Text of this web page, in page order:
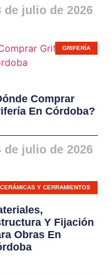
y
de julio de 2026
GRIFERÍA
Comprar
En Córdoba?
de julio de 2026
CERÁMICAS Y CERRAMIENTOS
Y Fijación
Obras En